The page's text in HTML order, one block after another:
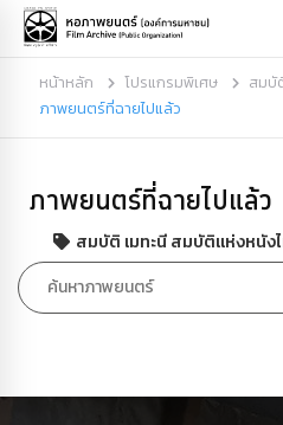
หน้าหลัก โปรแกรมพิเศษ
สมบั
ภาพยนตร์ที่ฉายไปแล้ว
ภาพยนตร์ที่ฉายไปแล้ว
สมบัติ เมทะนี สมบัติแห่งหนัง